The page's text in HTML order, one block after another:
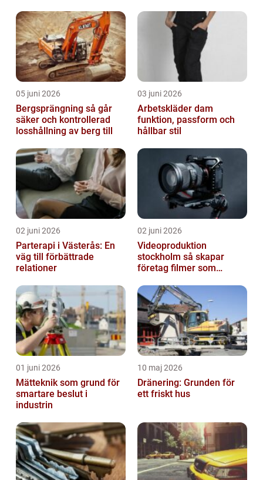
05 juni 2026
Bergsprängning så går
säker och kontrollerad
losshållning av berg till
03 juni 2026
Arbetskläder dam
funktion, passform och
hållbar stil
02 juni 2026
Parterapi i Västerås: En
väg till förbättrade
relationer
02 juni 2026
Videoproduktion
stockholm så skapar
företag filmer som
01 juni 2026
Mätteknik som grund för
smartare beslut i
industrin
10 maj 2026
Dränering: Grunden för
ett friskt hus